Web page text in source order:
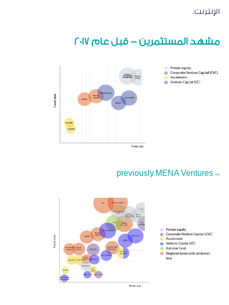
الإنترنت.
مشهد المستثمرين - قبل عام 2017
** previously MENA Ventures